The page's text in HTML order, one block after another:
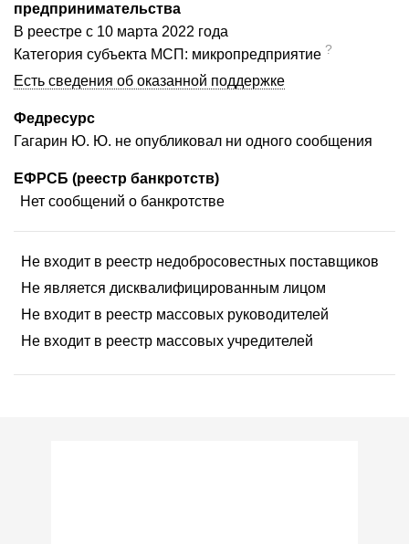
предпринимательства
В реестре с 10 марта 2022 года
Категория субъекта МСП: микропредприятие ?
Есть сведения об оказанной поддержке
Федресурс
Гагарин Ю. Ю. не опубликовал ни одного сообщения
ЕФРСБ (реестр банкротств)
Нет сообщений о банкротстве
Не входит в реестр недобросовестных поставщиков
Не является дисквалифицированным лицом
Не входит в реестр массовых руководителей
Не входит в реестр массовых учредителей